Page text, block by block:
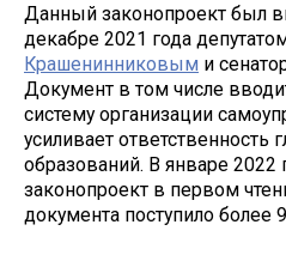
Данный законопроект был
декабре 2021 года
Крашенинниковым и
Документ в том числе
систему организации
усиливает ответственность
образований. В январе 2022
законопроект в первом
документа поступило более